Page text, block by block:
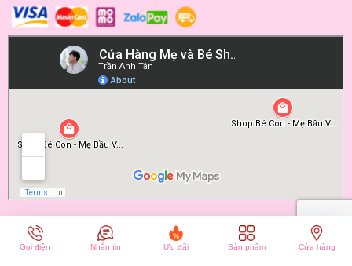
© Bản quyền thuộc về BECONMALL | Cung cấp bởi
So sánh
Gọi điện Nhắn tin Ưu đãi Sản phẩm Cửa hàng